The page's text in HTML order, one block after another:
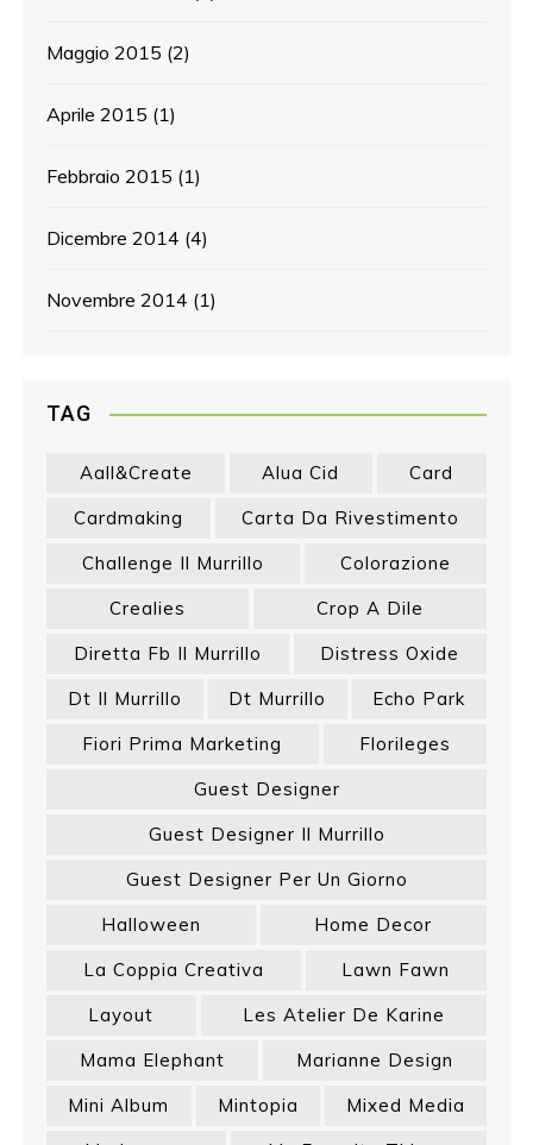
Maggio 2015 (2)
Aprile 2015 (1)
Febbraio 2015 (1)
Dicembre 2014 (4)
Novembre 2014 (1)
TAG
Aall&create Alua Cid
Card
Cardmaking
Carta Da Rivestimento
Challenge Il Murrillo
Colorazione
Crealies
Crop A Dile
Diretta Fb Il Murrillo
Distress Oxide
Dt Il Murrillo
Dt Murrillo
Echo Park
Fiori Prima Marketing
Florileges
Guest Designer
Guest Designer Il Murrillo
Guest Designer Per Un Giorno
Halloween
Home Decor
La Coppia Creativa
Lawn Fawn
Layout
Les Atelier De Karine
Mama Elephant
Marianne Design
Mini Album
Mintopia
Mixed Media